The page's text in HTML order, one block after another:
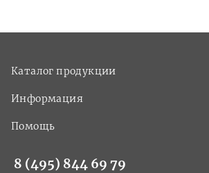
Каталог продукции
Информация
Помощь
8 (495) 844 69 79